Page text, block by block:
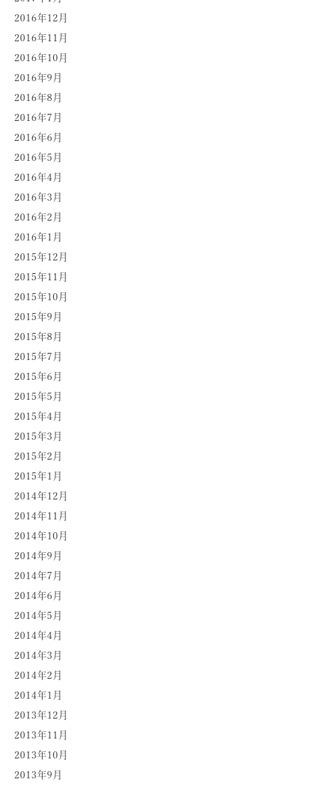
2016年12月
2016年11月
2016年10月
2016年9月
2016年8月
2016年7月
2016年6月
2016年5月
2016年4月
2016年3月
2016年2月
2016年1月
2015年12月
2015年11月
2015年10月
2015年9月
2015年8月
2015年7月
2015年6月
2015年5月
2015年4月
2015年3月
2015年2月
2015年1月
2014年12月
2014年11月
2014年10月
2014年9月
2014年7月
2014年6月
2014年5月
2014年4月
2014年3月
2014年2月
2014年1月
2013年12月
2013年11月
2013年10月
2013年9月